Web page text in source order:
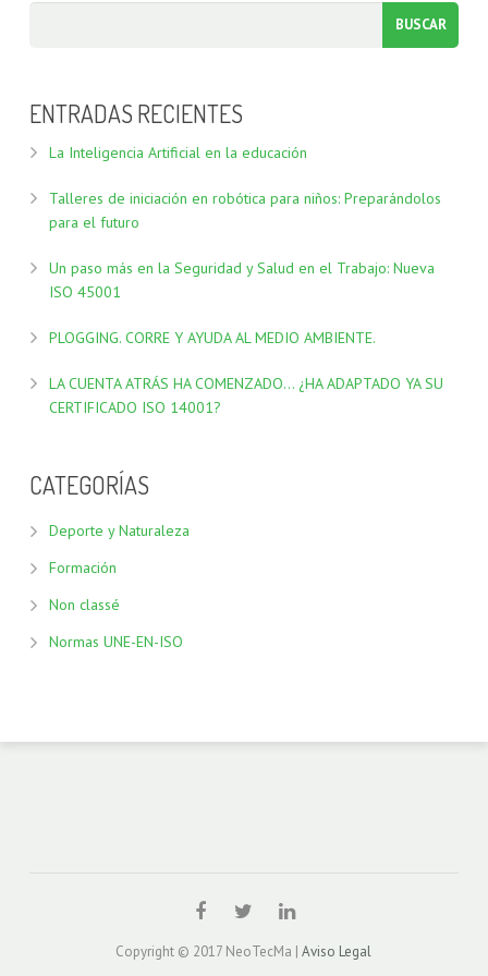
ENTRADAS RECIENTES
La Inteligencia Artificial en la educación
Talleres de iniciación en robótica para niños: Preparándolos
para el futuro
Un paso más en la Seguridad y Salud en el Trabajo: Nueva
ISO 45001
PLOGGING. CORRE Y AYUDA AL MEDIO AMBIENTE.
LA CUENTA ATRÁS HA COMENZADO… ¿HA ADAPTADO YA SU
CERTIFICADO ISO 14001?
CATEGORÍAS
Deporte y Naturaleza
Formación
Non classé
Normas UNE-EN-ISO
Copyright © 2017 NeoTecMa |Aviso Legal